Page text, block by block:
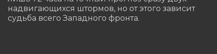
надвигающихся штормов, но от этого зависит
судьба всего Западного фронта.